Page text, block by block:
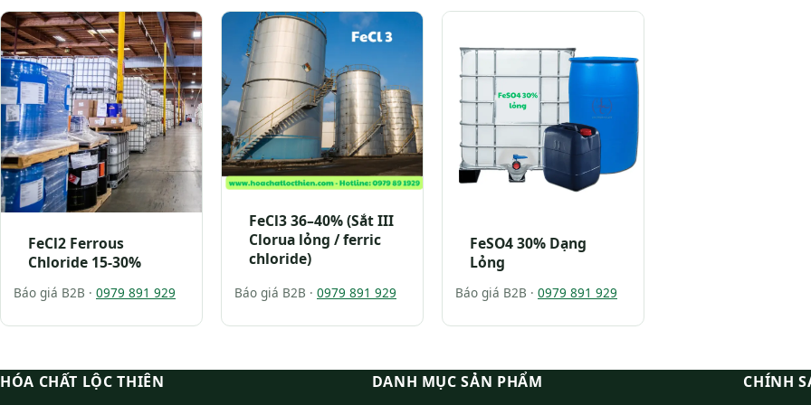
FeCl2 Ferrous
Chloride 15-30%
Báo giá B2B · 0979 891 929
FeCl3 36–40% (Sắt III
Clorua lỏng / ferric
chloride)
Báo giá B2B · 0979 891 929
FeSO4 30% Dạng
Lỏng
Báo giá B2B · 0979 891 929
HÓA CHẤT LỘC THIÊN DANH MỤC SẢN PHẨM CHÍNH